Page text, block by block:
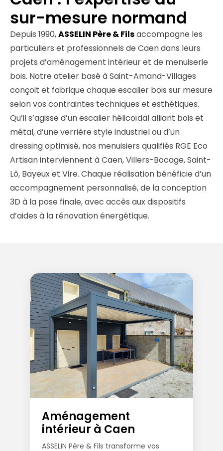
sur-mesure normand
Depuis 1990,ASSELIN Père & Filsaccompagne les
particuliers et professionnels de Caen dans leurs
projets d’aménagement intérieur et de menuiserie
bois. Notre atelier basé à Saint-Amand-Villages
conçoit et fabrique chaque escalier bois sur mesure
selon vos contraintes techniques et esthétiques.
Qu’il s’agisse d’un escalier hélicoïdal alliant bois et
métal, d’une verrière style industriel ou d’un
dressing optimisé, nos menuisiers qualifiés RGE Eco
Artisan interviennent à Caen, Villers-Bocage, Saint-
Lô, Bayeux et Vire. Chaque réalisation bénéficie d’un
accompagnement personnalisé, de la conception
3D à la pose finale, avec accès aux dispositifs
d’aides à la rénovation énergétique.
Aménagement
intérieur à Caen
ASSELIN Père & Fils transforme vos